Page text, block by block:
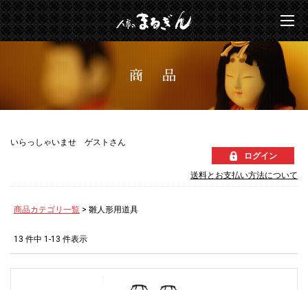
商 品
いらっしゃいませ ゲストさん
ログイン
送料とお支払い方法について
商品カテゴリ一覧 > 雛人形用道具
13 件中 1-13 件表示